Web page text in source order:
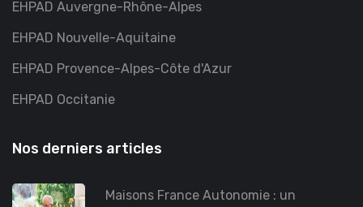
EHPAD Auvergne-Rhône-Alpes
EHPAD Nouvelle-Aquitaine
EHPAD Provence-Alpes-Côte d'Azur
EHPAD Occitanie
Nos derniers articles
Maisons France Autonomie : un